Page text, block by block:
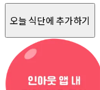
오늘 식단에 추가하기